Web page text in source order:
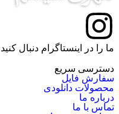
ما را در اینستاگرام دنبال کنید
دسترسی سریع
سفارش فایل
محصولات دانلودی
درباره ما
تماس با ما